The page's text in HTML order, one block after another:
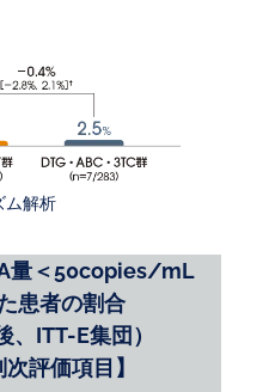
ム解析
量＜50copies/mL
患者の割合
、ITT-E集団）
次評価項目】